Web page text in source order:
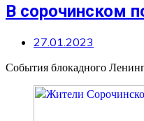
В сорочинском
27.01.2023
События блокадного